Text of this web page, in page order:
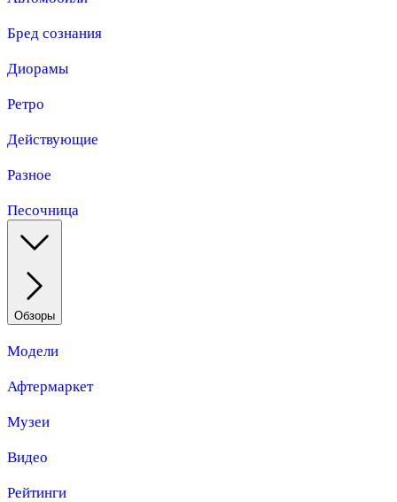
Бред сознания
Диорамы
Ретро
Действующие
Разное
Песочница
Обзоры
Модели
Афтермаркет
Музеи
Видео
Рейтинги